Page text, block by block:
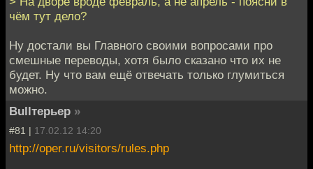
чём тут дело?
Ну достали вы Главного своими вопросами про
смешные переводы, хотя было сказано что их не
будет. Ну что вам ещё отвечать только глумиться
можно.
Bullтерьер »
#81 | 17.02.12 14:20
http://oper.ru/visitors/rules.php